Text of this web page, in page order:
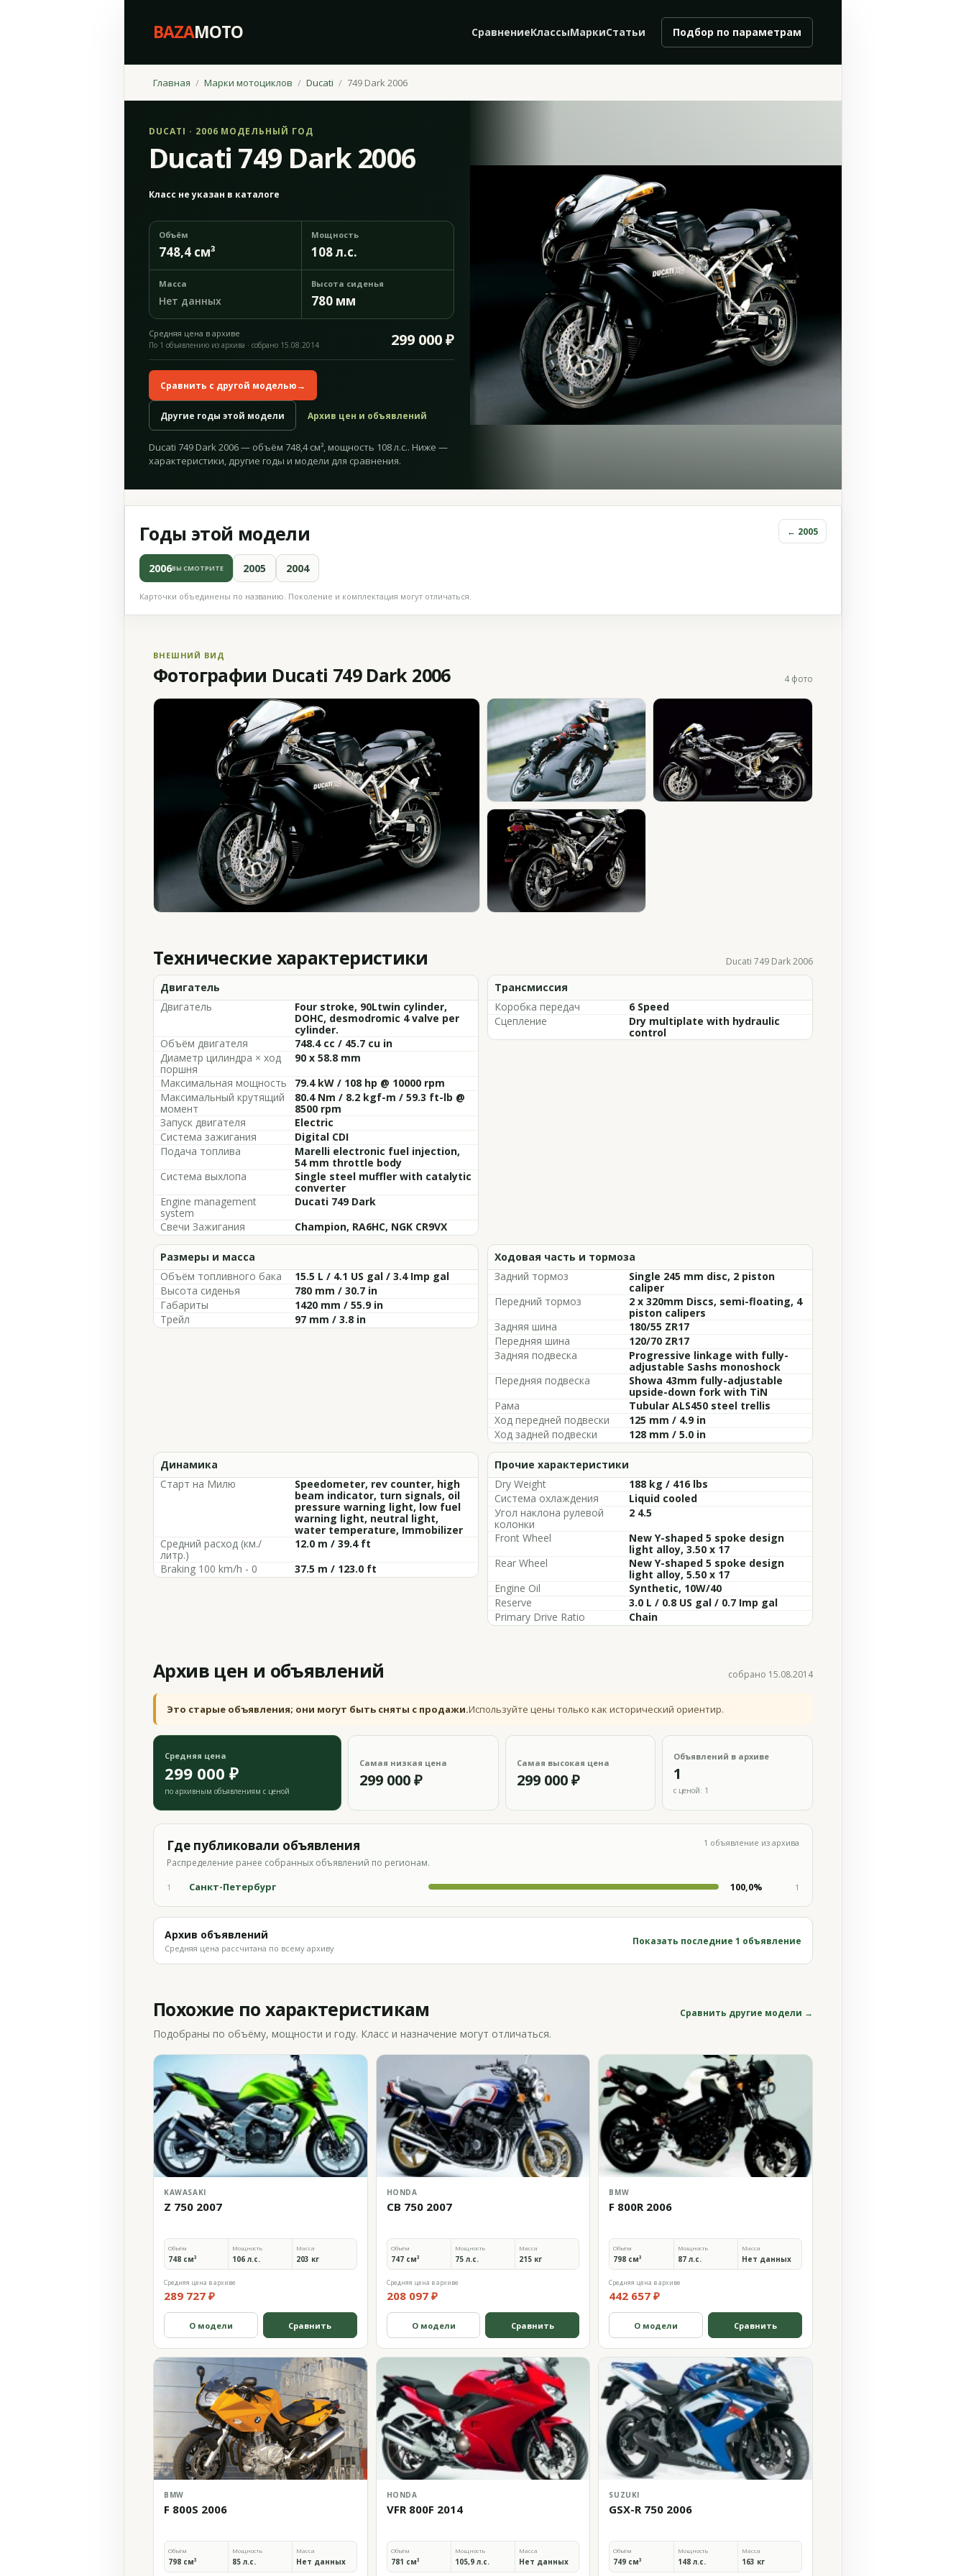
BAZAMOTO СравнениеКлассыМаркиСтатьи Подбор по параметрам
Главная Марки мотоциклов Ducati 749 Dark 2006
DUCATI · 2006 МОДЕЛЬНЫЙ ГОД
Ducati 749 Dark 2006
Класс не указан в каталоге
Объём
748,4 см³
Мощность
108 л.с.
Масса
Нет данных
Высота сиденья
780 мм
Средняя цена в архиве 299 000 ₽
По 1 объявлению из архива · собрано 15.08.2014
Сравнить с другой моделью→
Другие годы этой модели Архив цен и объявлений
Ducati 749 Dark 2006 — объём 748,4 см³, мощность 108 л.с.. Ниже —
характеристики, другие годы и модели для сравнения.
Годы этой модели ← 2005
2006ВЫ СМОТРИТЕ 2005 2004
Карточки объединены по названию. Поколение и комплектация могут отличаться.
ВНЕШНИЙ ВИД
Фотографии Ducati 749 Dark 2006 4 фото
Технические характеристики Ducati 749 Dark 2006
Двигатель
Двигатель
Four stroke, 90Ltwin cylinder,
DOHC, desmodromic 4 valve per
cylinder.
Объём двигателя
748.4 cc / 45.7 cu in
Диаметр цилиндра × ход
поршня
90 x 58.8 mm
Максимальная мощность
79.4 kW / 108 hp @ 10000 rpm
Максимальный крутящий
момент
80.4 Nm / 8.2 kgf-m / 59.3 ft-lb @
8500 rpm
Запуск двигателя
Electric
Система зажигания
Digital CDI
Подача топлива
Marelli electronic fuel injection,
54 mm throttle body
Система выхлопа
Single steel muffler with catalytic
converter
Engine management
system
Ducati 749 Dark
Свечи Зажигания
Champion, RA6HC, NGK CR9VX
Трансмиссия
Коробка передач
6 Speed
Сцепление
Dry multiplate with hydraulic
control
Размеры и масса
Объём топливного бака
15.5 L / 4.1 US gal / 3.4 Imp gal
Высота сиденья
780 mm / 30.7 in
Габариты
1420 mm / 55.9 in
Трейл
97 mm / 3.8 in
Ходовая часть и тормоза
Задний тормоз
Single 245 mm disc, 2 piston
caliper
Передний тормоз
2 x 320mm Discs, semi-floating, 4
piston calipers
Задняя шина
180/55 ZR17
Передняя шина
120/70 ZR17
Задняя подвеска
Progressive linkage with fully-
adjustable Sashs monoshock
Передняя подвеска
Showa 43mm fully-adjustable
upside-down fork with TiN
Рама
Tubular ALS450 steel trellis
Ход передней подвески
125 mm / 4.9 in
Ход задней подвески
128 mm / 5.0 in
Динамика
Старт на Милю
Speedometer, rev counter, high
beam indicator, turn signals, oil
pressure warning light, low fuel
warning light, neutral light,
water temperature, Immobilizer
Средний расход (км./
литр.)
12.0 m / 39.4 ft
Braking 100 km/h - 0
37.5 m / 123.0 ft
Прочие характеристики
Dry Weight
188 kg / 416 lbs
Система охлаждения
Liquid cooled
Угол наклона рулевой
колонки
2 4.5
Front Wheel
New Y-shaped 5 spoke design
light alloy, 3.50 x 17
Rear Wheel
New Y-shaped 5 spoke design
light alloy, 5.50 x 17
Engine Oil
Synthetic, 10W/40
Reserve
3.0 L / 0.8 US gal / 0.7 Imp gal
Primary Drive Ratio
Chain
Архив цен и объявлений собрано 15.08.2014
Это старые объявления; они могут быть сняты с продажи.Используйте цены только как исторический ориентир.
Средняя цена
299 000 ₽
по архивным объявлениям с ценой
Самая низкая цена
299 000 ₽
Самая высокая цена
299 000 ₽
Объявлений в архиве
1
с ценой: 1
Где публиковали объявления
Распределение ранее собранных объявлений по регионам.
1 объявление из архива
1 Санкт-Петербург 100,0% 1
Архив объявлений
Средняя цена рассчитана по всему архиву
Показать последние 1 объявление
Похожие по характеристикам Сравнить другие модели →
Подобраны по объёму, мощности и году. Класс и назначение могут отличаться.
KAWASAKI
Z 750 2007
Объём
748 см³
Мощность
106 л.с.
Масса
203 кг
Средняя цена в архиве
289 727 ₽
О модели Сравнить
HONDA
CB 750 2007
Объём
747 см³
Мощность
75 л.с.
Масса
215 кг
Средняя цена в архиве
208 097 ₽
О модели Сравнить
BMW
F 800R 2006
Объём
798 см³
Мощность
87 л.с.
Масса
Нет данных
Средняя цена в архиве
442 657 ₽
О модели Сравнить
BMW
F 800S 2006
Объём
798 см³
Мощность
85 л.с.
Масса
Нет данных
HONDA
VFR 800F 2014
Объём
781 см³
Мощность
105,9 л.с.
Масса
Нет данных
SUZUKI
GSX-R 750 2006
Объём
749 см³
Мощность
148 л.с.
Масса
163 кг